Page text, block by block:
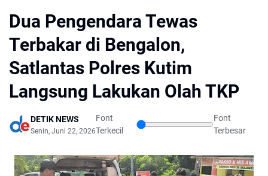
Dua Pengendara Tewas
Terbakar di Bengalon,
Satlantas Polres Kutim
Langsung Lakukan Olah TKP
DETIK NEWS
Senin, Juni 22, 2026
Font
Terkecil
Font
Terbesar